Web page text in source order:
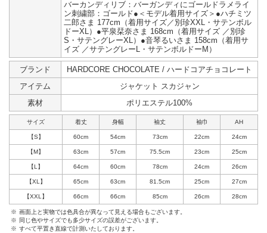
バーカンディリブ：バーガンディにゴールドラメライ
ン刺繍部：ゴールド●＜モデル着用サイズ＞●ハチミツ
二郎さま 177cm（着用サイズ／別珍XXL・サテンボル
ドーXL）●平泉栞奈さま 168cm（着用サイズ ／別珍
S・サテングレーXL）●音琴るいさま 158cm（着用サ
イズ ／サテングレーL・サテンボルドーM）
ブランド
HARDCORE CHOCOLATE / ハードコアチョコレート
アイテム
ジャケット スカジャン
素材
ポリエステル100%
サイズ 着丈 身幅 袖丈 袖巾 AH
【S】 60cm 54cm 73cm 22cm 24cm
【M】 63cm 57cm 75.5cm 23cm 25cm
【L】 64cm 60cm 78cm 24cm 26cm
【XL】 65cm 63cm 81.5cm 25cm 27cm
【XXL】 66cm 66cm 85cm 26cm 28cm
※ 画面上と実物では色具合が異なって見える場合もございます。
※
同じ色やサイズでも多少サイズの誤差がございます。
※ すべて平置き直線で計測いたしております。